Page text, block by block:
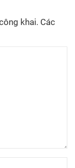
khai. Các